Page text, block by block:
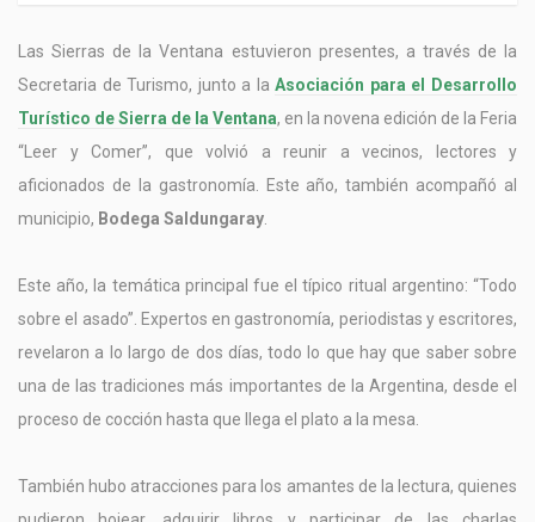
Las Sierras de la Ventana estuvieron presentes, a través de la
Secretaria de Turismo, junto a laAsociación para el Desarrollo
Turístico de Sierra de la Ventana, en la novena edición de la Feria
“Leer y Comer”, que volvió a reunir a vecinos, lectores y
aficionados de la gastronomía. Este año, también acompañó al
municipio, Bodega Saldungaray
Este año, la temática principal fue el típico ritual argentino: “Todo
sobre el asado”. Expertos en gastronomía, periodistas y escritores,
revelaron a lo largo de dos días, todo lo que hay que saber sobre
una de las tradiciones más importantes de la Argentina, desde el
proceso de cocción hasta que llega el plato a la mesa.
También hubo atracciones para los amantes de la lectura, quienes